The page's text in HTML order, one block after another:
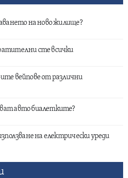
на ново жилище?
сте всички
вейпове от различни
авто биалетките?
на електрически уреди